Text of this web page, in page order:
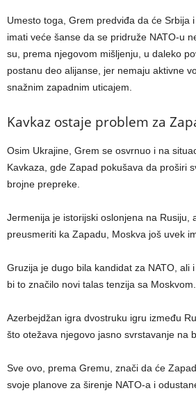
Umesto toga, Grem predviđa da će Srbija
imati veće šanse da se pridruže NATO-u
su, prema njegovom mišljenju, u daleko
postanu deo alijanse, jer nemaju aktivne
snažnim zapadnim uticajem.
Kavkaz ostaje problem za
Osim Ukrajine, Grem se osvrnuo i na
Kavkaza, gde Zapad pokušava da proširi
brojne prepreke.
Jermenija je istorijski oslonjena na Rusiju,
preusmeriti ka Zapadu, Moskva još uvek
Gruzija je dugo bila kandidat za NATO, ali
bi to značilo novi talas tenzija sa Moskvom.
Azerbejdžan igra dvostruku igru između
što otežava njegovo jasno svrstavanje na
Sve ovo, prema Gremu, znači da će
svoje planove za širenje NATO-a i